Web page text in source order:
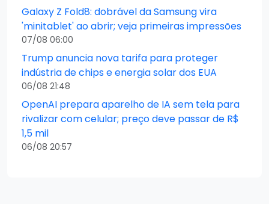
Galaxy Z Fold8: dobrável da Samsung vira
'minitablet' ao abrir; veja primeiras impressões
07/08 06:00
Trump anuncia nova tarifa para proteger
indústria de chips e energia solar dos EUA
06/08 21:48
OpenAI prepara aparelho de IA sem tela para
rivalizar com celular; preço deve passar de R$
1,5 mil
06/08 20:57